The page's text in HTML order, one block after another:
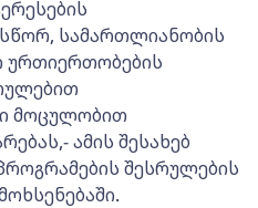
სამართლიანობის
ურთიერთობების
მოცულობით
ამის შესახებ
შესრულების